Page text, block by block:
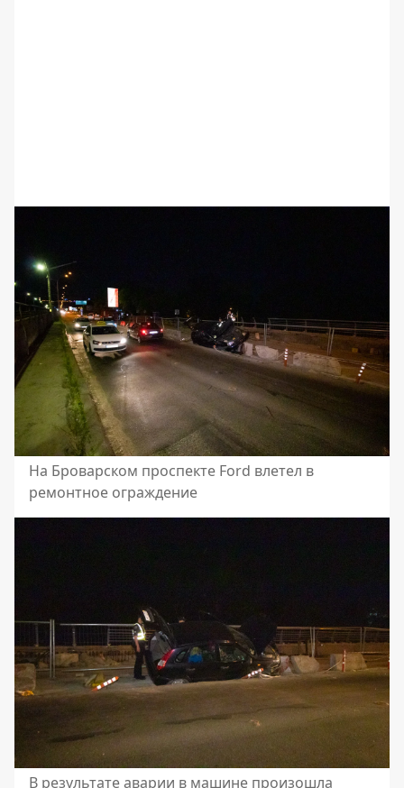
На Броварском проспекте Ford влетел в
ремонтное ограждение
В результате аварии в машине произошла